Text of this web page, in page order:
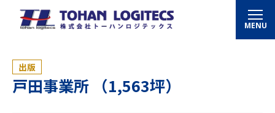
MENU
出版
戸田事業所 （1,563坪）